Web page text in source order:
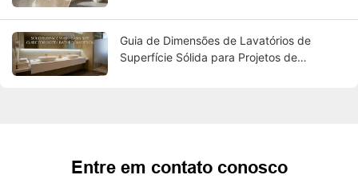
Guia de Dimensões de Lavatórios de
Superfície Sólida para Projetos de
Entre em contato conosco